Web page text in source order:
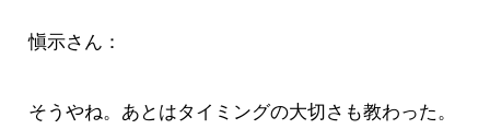
愼示さん：
そうやね。あとはタイミングの大切さも教わった。